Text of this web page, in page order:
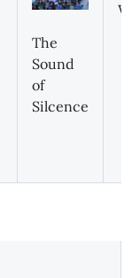
The
Sound
of
Silcence